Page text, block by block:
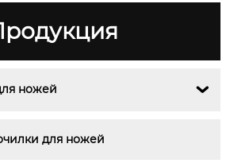
ножей 
для ножей